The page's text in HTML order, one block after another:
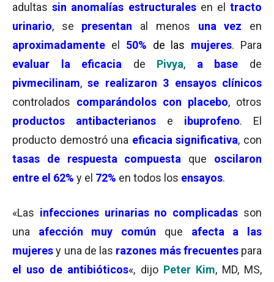
adultas sin anomalías estructuralesen el tracto
urinario, se presentan al menos una vez en
aproximadamente el 50% de las mujeres. Para
evaluar la eficacia de Pivya, a base de
pivmecilinam,se realizaron 3 ensayos clínicos
controlados comparándolos con placebo, otros
productos antibacterianos e ibuprofeno. El
producto demostró una eficacia significativa, con
tasas de respuesta compuesta que oscilaron
entre el 62% y el 72% en todos los ensayos.
«Las infecciones urinarias no complicadas son
una afección muy común que afecta a las
mujeres y una de las razones más frecuentes para
el uso de antibióticos«, dijo Peter Kim, MD, MS,